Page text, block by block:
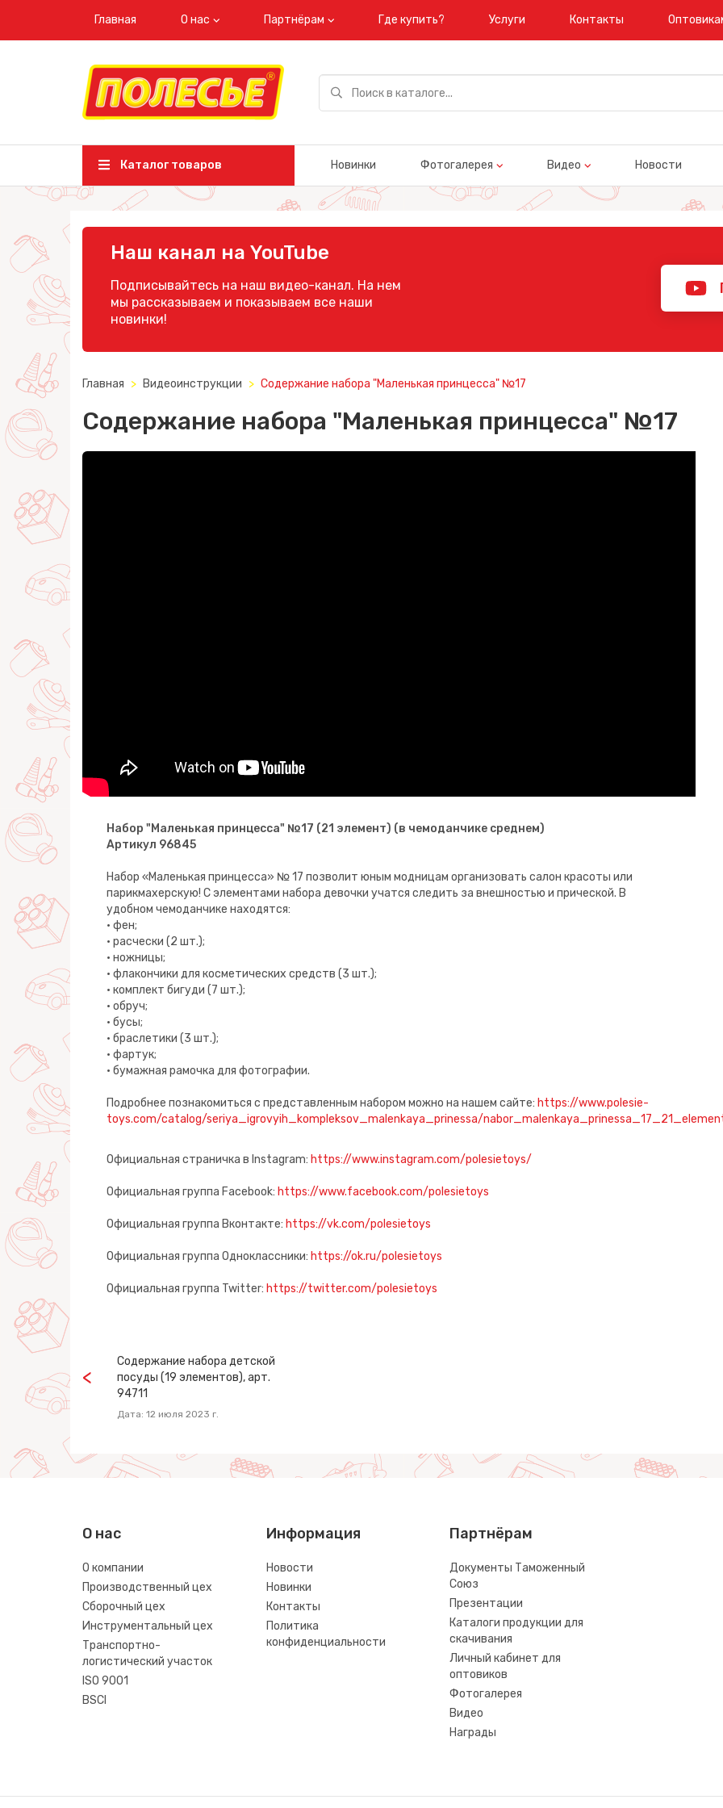
Главная О нас Партнёрам Где купить? Услуги Контакты
Каталог товаров Новинки Фотогалерея Видео Новости
Наш канал на YouTube
Подписывайтесь на наш видео-канал. На нем
мы рассказываем и показываем все наши
новинки!
Главная Видеоинструкции Содержание набора "Маленькая принцесса" №17
Содержание набора "Маленькая принцесса" №17
Набор "Маленькая принцесса" №17 (21 элемент) (в чемоданчике среднем)
Артикул 96845
Набор «Маленькая принцесса» № 17 позволит юным модницам организовать салон красоты или
парикмахерскую! С элементами набора девочки учатся следить за внешностью и прической. В
удобном чемоданчике находятся:
• фен;
• расчески (2 шт.);
• ножницы;
• флакончики для косметических средств (3 шт.);
• комплект бигуди (7 шт.);
• обруч;
• бусы;
• браслетики (3 шт.);
• фартук;
• бумажная рамочка для фотографии.
Подробнее познакомиться с представленным набором можно на нашем сайте: https://www.polesie-
toys.com/catalog/seriya_igrovyih_kompleksov_malenkaya_prinessa/
Официальная страничка в Instagram: https://www.instagram.com/polesietoys/
Официальная группа Facebook: https://www.facebook.com/polesietoys
Официальная группа Вконтакте: https://vk.com/polesietoys
Официальная группа Одноклассники: https://ok.ru/polesietoys
Официальная группа Twitter: https://twitter.com/polesietoys
Содержание набора детской
посуды (19 элементов), арт.
94711
Дата: 12 июля 2023 г.
О нас
О компании
Производственный цех
Сборочный цех
Инструментальный цех
Транспортно-
логистический участок
ISO 9001
BSCI
Информация
Новости
Новинки
Контакты
Политика
конфиденциальности
Партнёрам
Документы Таможенный
Союз
Презентации
Каталоги продукции для
скачивания
Личный кабинет для
оптовиков
Фотогалерея
Видео
Награды